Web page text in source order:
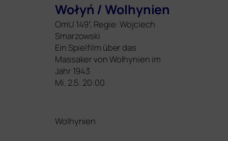
Wołyń / Wolhynien
OmU 149′, Regie: Wojciech
Smarzowski
Ein Spielfilm über das
Massaker von Wolhynien im
Jahr 1943
Mi. 2.5. 20:00
Wolhynien